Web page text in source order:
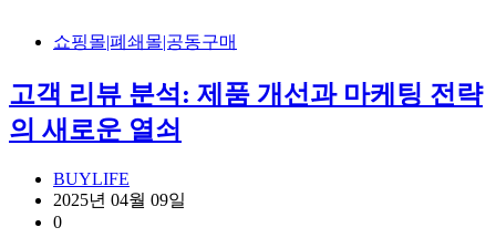
쇼핑몰|폐쇄몰|공동구매
고객 리뷰 분석: 제품 개선과 마케팅 전략
의 새로운 열쇠
BUYLIFE
2025년 04월 09일
0